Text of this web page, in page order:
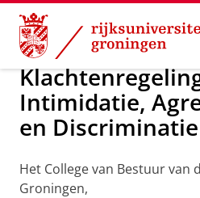
Skip
Content
Skip
Navigation
Intimidatie,
en Discriminatie
Het College van Bestuur van
Groningen,